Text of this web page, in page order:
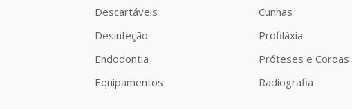
Descartáveis
Desinfeção
Endodontia
Equipamentos
Cunhas
Profiláxia
Próteses e Coroas
Radiografia